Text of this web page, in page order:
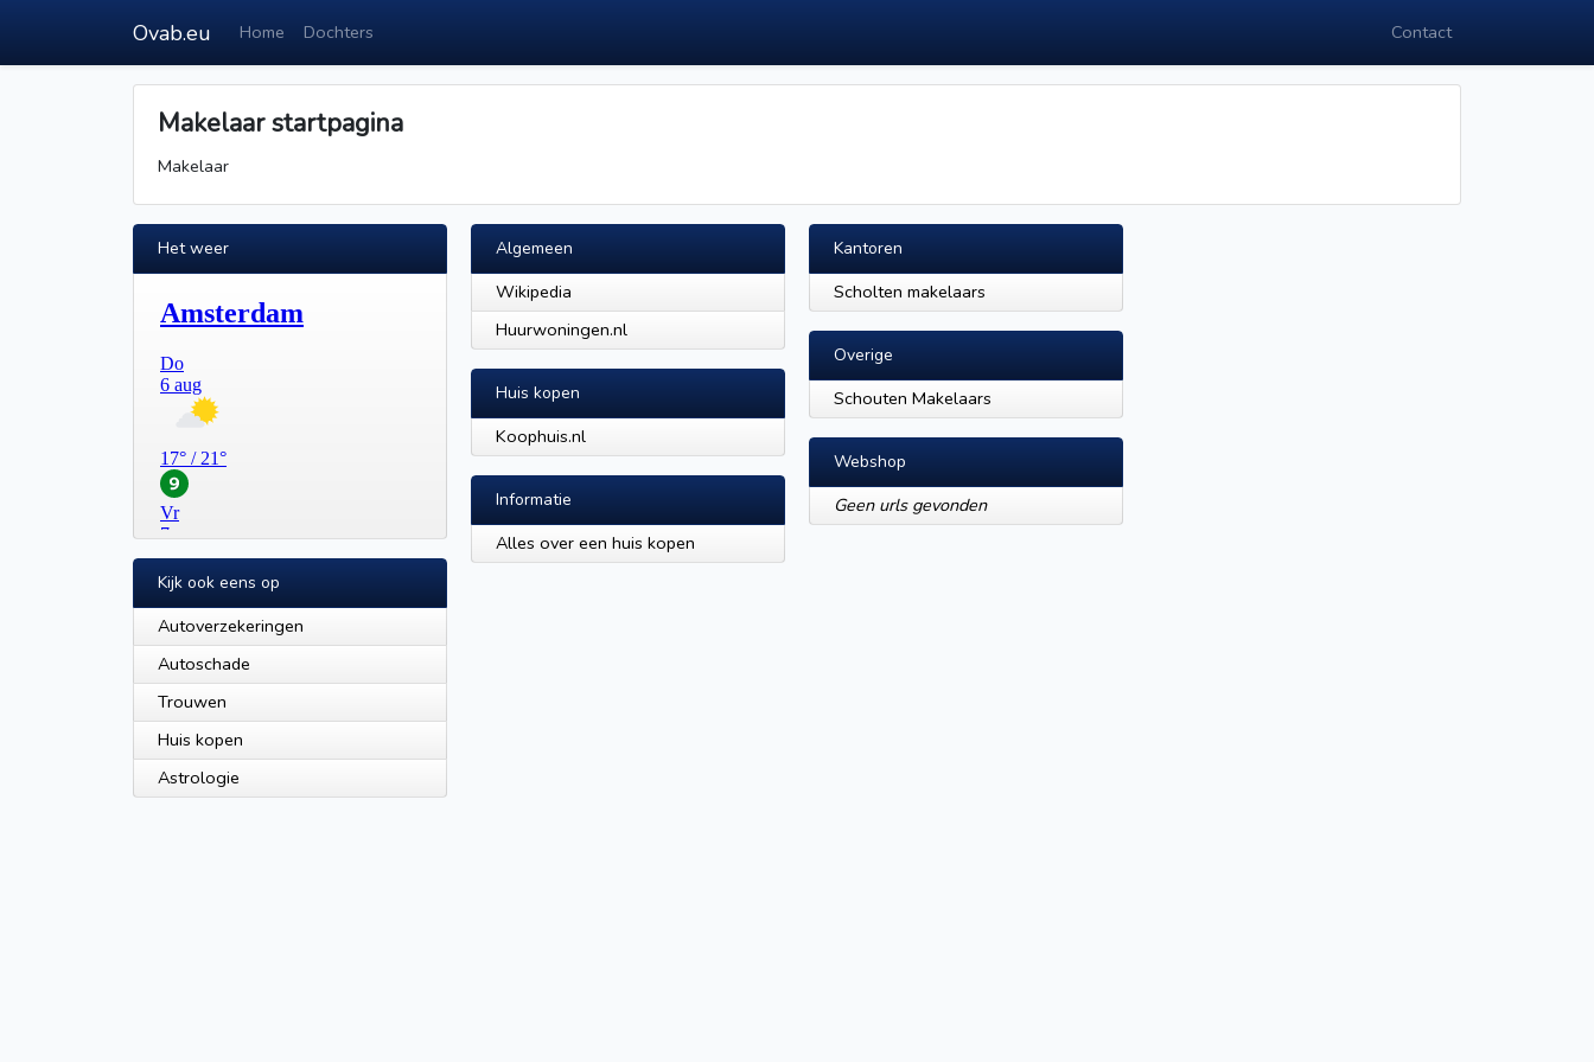
Ovab.eu Home Dochters Contact
Makelaar startpagina
Makelaar
Het weer
Kijk ook eens op
Autoverzekeringen
Autoschade
Trouwen
Huis kopen
Astrologie
Algemeen
Wikipedia
Huurwoningen.nl
Huis kopen
Koophuis.nl
Informatie
Alles over een huis kopen
Kantoren
Scholten makelaars
Overige
Schouten Makelaars
Webshop
Geen urls gevonden